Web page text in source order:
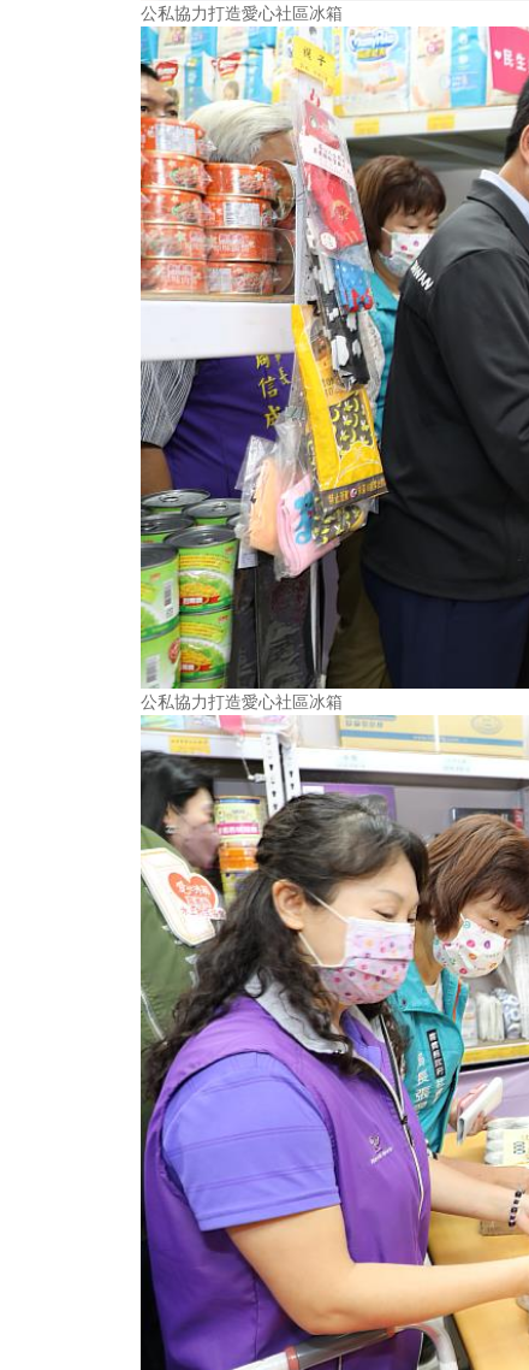
公私協力打造愛心社區冰箱
公私協力打造愛心社區冰箱